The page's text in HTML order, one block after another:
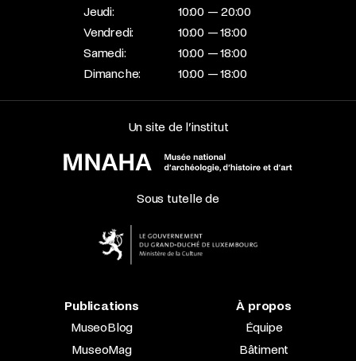
Jeudi:
10:00 — 20:00
Vendredi:
10:00 — 18:00
Samedi:
10:00 — 18:00
Dimanche:
10:00 — 18:00
Un site de l’institut
Sous tutelle de
Publications
MuseoBlog
MuseoMag
À propos
Équipe
Bâtiment